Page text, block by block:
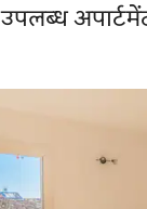
उपलब्ध